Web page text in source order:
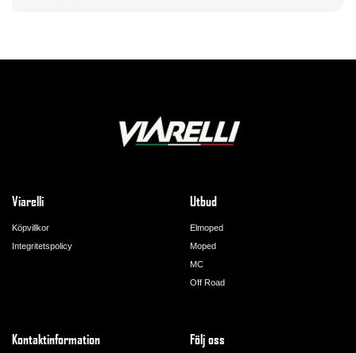
Kontaktinformation
Viarelli
Köpvillkor
Integritetspolicy
Utbud
Elmoped
Moped
MC
Off Road
Följ oss